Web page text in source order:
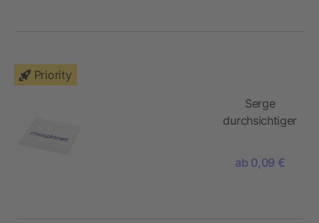
Priority
Serge
durchsichtiger
ab 0,09 €